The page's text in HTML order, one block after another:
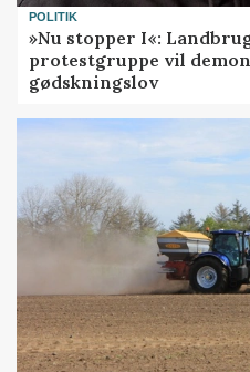
POLITIK
»Nu stopper I«:
protestgruppe vil
gødskningslov